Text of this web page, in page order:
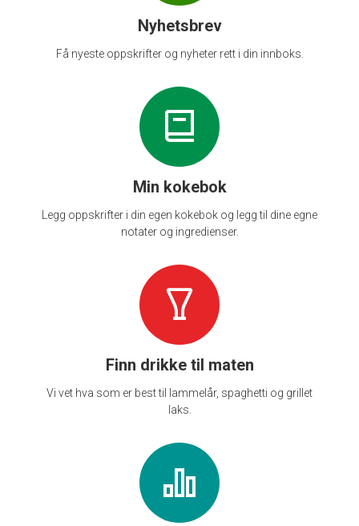
Nyhetsbrev
Få nyeste oppskrifter og nyheter rett i din innboks.
Min kokebok
Legg oppskrifter i din egen kokebok og legg til dine egne
notater og ingredienser.
Finn drikke til maten
Vi vet hva som er best til lammelår, spaghetti og grillet
laks.